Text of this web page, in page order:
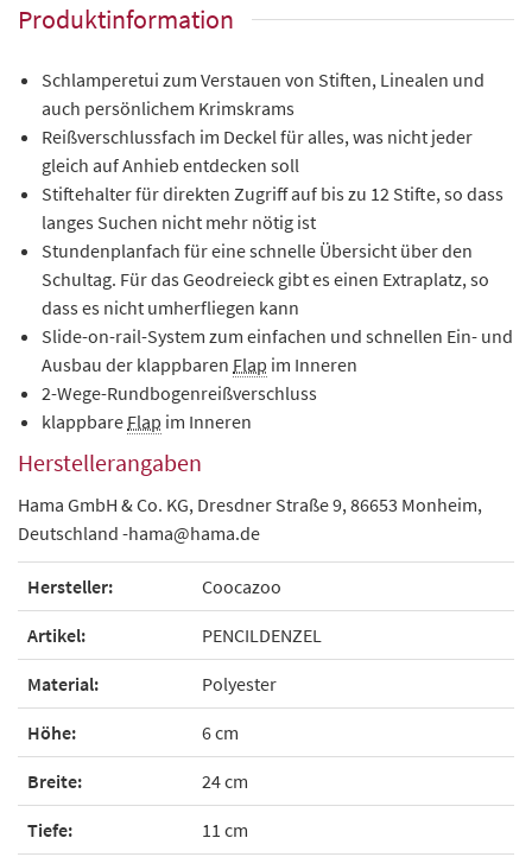
Produktinformation
Schlamperetui zum Verstauen von Stiften, Linealen und
auch persönlichem Krimskrams
Reißverschlussfach im Deckel für alles, was nicht jeder
gleich auf Anhieb entdecken soll
Stiftehalter für direkten Zugriff auf bis zu 12 Stifte, so dass
langes Suchen nicht mehr nötig ist
Stundenplanfach für eine schnelle Übersicht über den
Schultag. Für das Geodreieck gibt es einen Extraplatz, so
dass es nicht umherfliegen kann
Slide-on-rail-System zum einfachen und schnellen Ein- und
Ausbau der klappbaren Flap im Inneren
2-Wege-Rundbogenreißverschluss
klappbare Flap im Inneren
Herstellerangaben
Hama GmbH & Co. KG, Dresdner Straße 9, 86653 Monheim,
Deutschland -hama@hama.de
Hersteller: Coocazoo
Artikel: PENCILDENZEL
Material: Polyester
Höhe: 6 cm
Breite: 24 cm
Tiefe: 11 cm